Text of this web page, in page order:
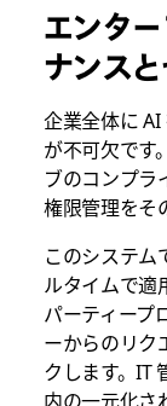
エンタ
ナンス
企業全体に
が不可欠です
ブのコンプラ
権限管理をそ
このシステム
ルタイムで適
パーティープ
ーからのリク
クします。IT